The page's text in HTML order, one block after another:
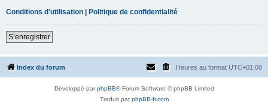
Conditions d’utilisation | Politique de confidentialité
S’enregistrer
Index du forum Heures au format UTC+01:00
Développé parphpBB® Forum Software © phpBB Limited
Traduit parphpBB-fr.com